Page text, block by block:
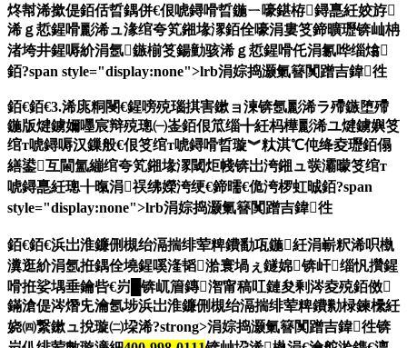
炵幇浠撳偍銆佸晢鍝併€佷唬鐞嗗晢鍦ㄧ嚎鍖栫鐞嗭紝姣斿
浠ｇ悊鍟嗗彲浠ュ湪绾夸笂鎺堟潈銆佺嚎涓婁笅鍗曠瓑锛屾柟
渚垮井鍟嗕紒涓氬鏃椾笅鍚勭骇浠ｇ悊鍟嗗仛涓氱哗缁熻
銆?span style="display:none">lrb涓婃捣灏氭簮闃蹭吉鍏徃
銆€銆€3.浠庣粡閿€鍟嗙殑瑙掑害鏉ョ湅锛氬彲浠ラ殢鏃堕殢
鍦版煡鐪嬭嚜宸辩殑璁㈠崟銆佷笟缁╋紝杩樺彲浠ユ煡鐪嬩笅
绾т唬鐞嗕汉鏁般€佷笅绾т唬鐞嗗晢璇︾粏淇℃伅绛夌瓑銆傝
繕鍙互閫氳繃绾夸笂鎺堟潈閾炬帴锛岀洿鎺ュ彂灞曚笅绾т
唬鐞嗭紝璁╂暣涓祦绋嬫洿绠€鍗曘€佹洿椤虹晠銆?span
style="display:none">lrb涓婃捣灏氭簮闃蹭吉鍏徃
銆€銆€浜岀淮鐮侀槻绐滆揣绯荤粺鐨勫瓨鍦紝涓嶄粎浠呮槸
瀵逛紒涓氬拰鍝佺墝鍟嗘湰韬湁寰堝ぇ鐩婂锛屽缁忛攢鍟
嗗拰娑堣垂鑰呰€岃█锛屼篃鏄潪甯稿叿鏈夋剰涔夌殑銆傚
鏋滄偍涔熸兂瀹氬埗浜岀淮鐮侀槻绐滆揣绯荤粺鐨勬椂鍊欙紝
娆㈣繋鏉ュ挩璇㈡垜浠?strong>涓婃捣灏氭簮闃蹭吉鍏徃锛